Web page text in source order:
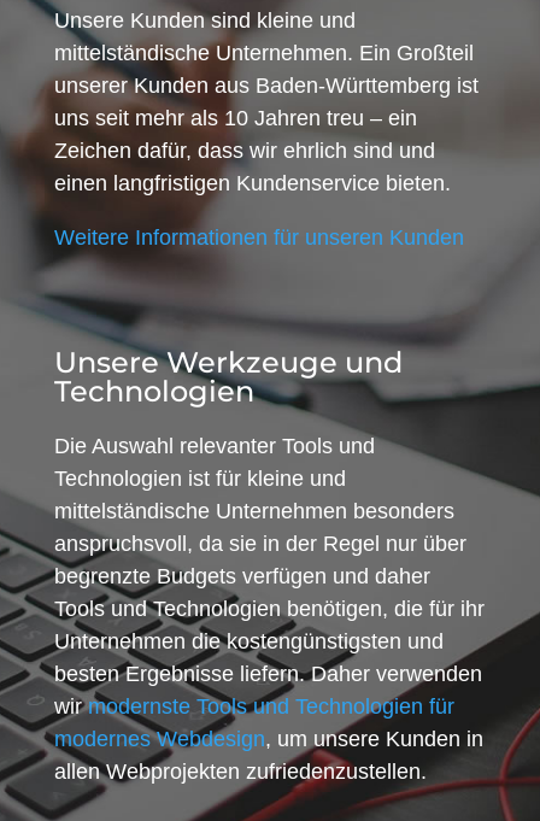
Unsere Kunden sind kleine und
mittelständische Unternehmen. Ein Großteil
unserer Kunden aus Baden-Württemberg ist
uns seit mehr als 10 Jahren treu – ein
Zeichen dafür, dass wir ehrlich sind und
einen langfristigen Kundenservice bieten.
Weitere Informationen für unseren Kunden
Unsere Werkzeuge und
Technologien
Die Auswahl relevanter Tools und
Technologien ist für kleine und
mittelständische Unternehmen besonders
anspruchsvoll, da sie in der Regel nur über
begrenzte Budgets verfügen und daher
Tools und Technologien benötigen, die für ihr
Unternehmen die kostengünstigsten und
besten Ergebnisse liefern. Daher verwenden
wirmodernste Tools und Technologien für
modernes Webdesign, um unsere Kunden in
allen Webprojekten zufriedenzustellen.